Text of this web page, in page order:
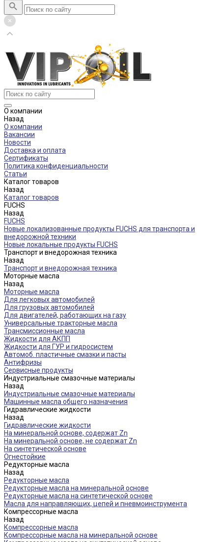
О компании
Назад
О компании
Вакансии
Новости
Доставка и оплата
Сертификаты
Политика конфиденциальности
Статьи
Каталог товаров
Назад
Каталог товаров
FUCHS
Назад
FUCHS
Новые локализованные продукты FUCHS для транспорта и
внедорожной техники
Новые локальные продукты FUCHS
Транспорт и внедорожная техника
Назад
Транспорт и внедорожная техника
Моторные масла
Назад
Моторные масла
Для легковых автомобилей
Для грузовых автомобилей
Для двигателей, работающих на газу
Универсальные тракторные масла
Трансмиссионные масла
Жидкости для АКПП
Жидкости для ГУР и гидросистем
Автомоб. пластичные смазки и пасты
Антифризы
Сервисные продукты
Индустриальные смазочные материалы
Назад
Индустриальные смазочные материалы
Машинные масла общего назначения
Гидравлические жидкости
Назад
Гидравлические жидкости
На минеральной основе, содержат Zn
На минеральной основе, не содержат Zn
На синтетической основе
Огнестойкие
Редукторные масла
Назад
Редукторные масла
Редукторные масла на минеральной основе
Редукторные масла на синтетической основе
Масла для направляющих, цепей и пневмоинструмента
Компрессорные масла
Назад
Компрессорные масла
Компрессорные масла на минеральной основе